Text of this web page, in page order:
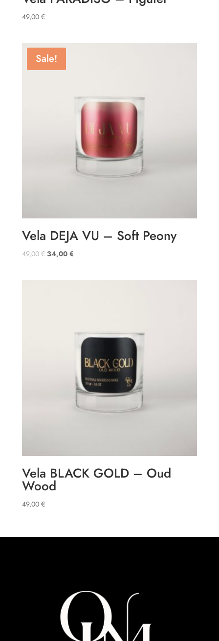
49,00 €
Sale!
Vela DEJA VU – Soft Peony
49,00€ 34,00 €
Vela BLACK GOLD – Oud
Wood
49,00 €